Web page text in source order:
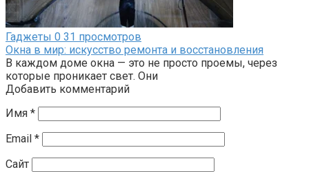
Гаджеты 0 31 просмотров
Окна в мир: искусство ремонта и восстановления
В каждом доме окна — это не просто проемы, через
которые проникает свет. Они
Добавить комментарий
Имя *
Email *
Сайт